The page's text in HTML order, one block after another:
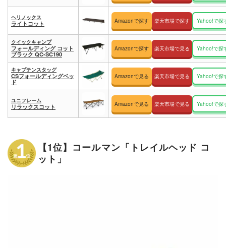
ヘリノックス
ライトコット Amazonで探す 楽天市場で探す Yahoo!で探
クイックキャンプ
フォールディング コット
ブラック QC-SC190
Amazonで探す 楽天市場で見る Yahoo!で探
キャプテンスタッグ
CSフォールディングベッ
ド
Amazonで見る 楽天市場で見る Yahoo!で探
ユニフレーム
リラックスコット Amazonで見る 楽天市場で見る Yahoo!で探
【1位】コールマン「トレイルヘッド コ
ット」